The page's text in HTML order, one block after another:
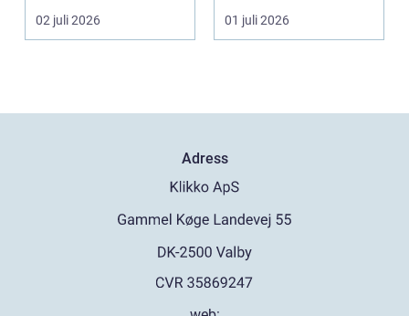
aktörer och ofta tuf...
02 juli 2026
dörren kärva...
01 juli 2026
Adress